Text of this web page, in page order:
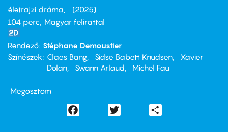
életrajzi dráma
2025
104 perc,
Magyar felirattal
Rendező Stéphane Demoustier
Színészek
Claes Bang Sidse Babett Knudsen
Xavier
Dolan
Swann Arlaud Michel Fau
Megosztom
Facebook